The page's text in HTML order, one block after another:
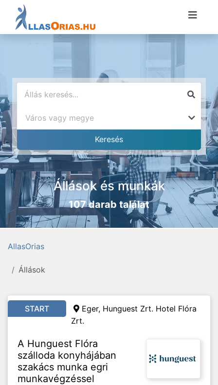
Állások és munkák
107 darab találat
AllasOrias
Állások
START
Eger, Hunguest Zrt. Hotel Flóra
Zrt.
A Hunguest Flóra
szálloda konyhájában
szakács munka egri
munkavégzéssel